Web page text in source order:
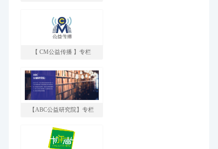
【 CM公益传播 】专栏
【ABC公益研究院】专栏